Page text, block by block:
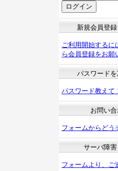
新規会員登録
ご利用開始するに
ら会員登録をお願
パスワードを
パスワード教えて
お問い
フォームからどう
サーバ障害
フォームより、ご